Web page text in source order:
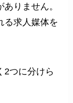
りません。
る求人媒体を
2つに分けら